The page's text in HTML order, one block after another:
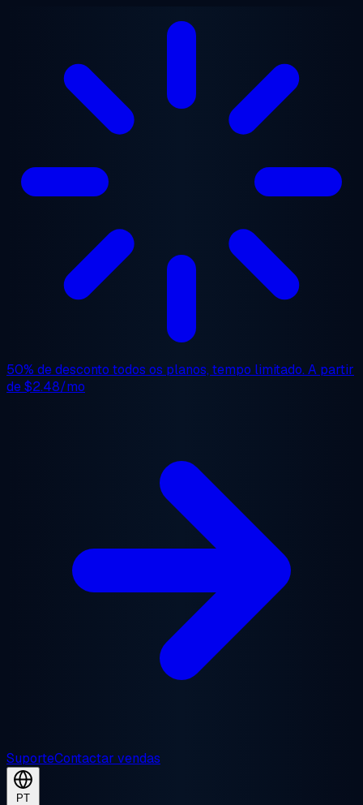
Saltar para o conteúdo principal
50% de desconto todos os planos, tempo limitado. A partir
de$2.48/mo
SuporteContactar vendas
PT